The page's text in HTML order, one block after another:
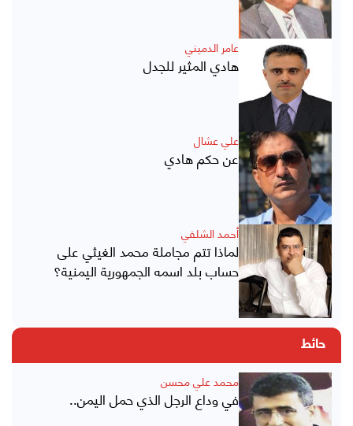
عامر الدميني
هادي المثير للجدل
علي عشال
عن حكم هادي
أحمد الشلفي
لماذا تتم مجاملة محمد الغيثي على
حساب بلد اسمه الجمهورية اليمنية؟
حائط
محمد علي محسن
في وداع الرجل الذي حمل اليمن..